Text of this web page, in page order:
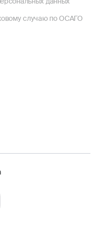
случаю по ОСАГО